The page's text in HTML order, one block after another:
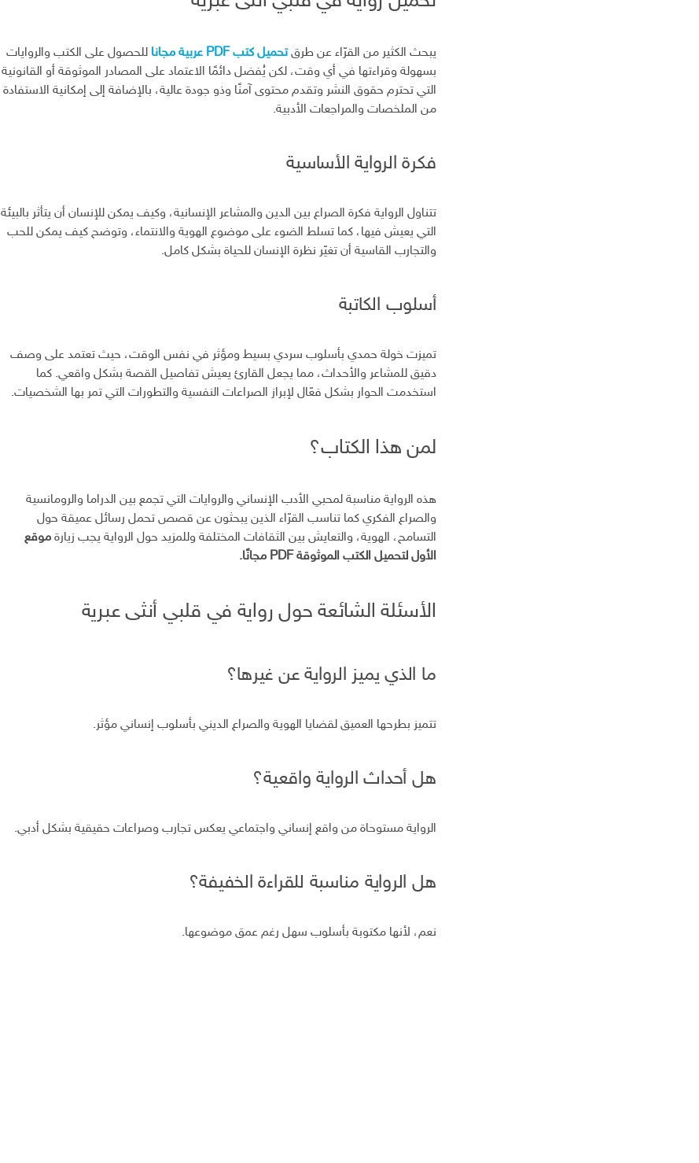
يبحث الكثير من القرّاء عن طرقتحميل كتب PDF عربية مجانا
للحصول على الكتب والروايات
بسهولة وقراءتها في أي وقت، لكن يُفضل دائمًا الاعتماد على المصادر الموثوقة أو القانونية
التي تحترم حقوق النشر وتقدم محتوى آمنًا وذو جودة عالية، بالإضافة إلى إمكانية الاستفادة
من الملخصات والمراجعات الأدبية.
فكرة الرواية الأساسية
تتناول الرواية فكرة الصراع بين الدين والمشاعر الإنسانية، وكيف يمكن للإنسان أن يتأثر بالبيئة
التي يعيش فيها، كما تسلط الضوء على موضوع الهوية والانتماء، وتوضح كيف يمكن للحب
والتجارب القاسية أن تغيّر نظرة الإنسان للحياة بشكل كامل.
أسلوب الكاتبة
تميزت خولة حمدي بأسلوب سردي بسيط ومؤثر في نفس الوقت، حيث تعتمد على وصف
دقيق للمشاعر والأحداث، مما يجعل القارئ يعيش تفاصيل القصة بشكل واقعي. كما
استخدمت الحوار بشكل فعّال لإبراز الصراعات النفسية والتطورات التي تمر بها الشخصيات.
لمن هذا الكتاب؟
هذه الرواية مناسبة لمحبي الأدب الإنساني والروايات التي تجمع بين الدراما والرومانسية
والصراع الفكري كما تناسب القرّاء الذين يبحثون عن قصص تحمل رسائل عميقة حول
التسامح، الهوية، والتعايش بين الثقافات المختلفة وللمزيد حول الرواية يجب زيارةموقع
الأول لتحميل الكتب الموثوقة PDF مجانًا.
الأسئلة الشائعة حول رواية في قلبي أنثى عبرية
ما الذي يميز الرواية عن غيرها؟
تتميز بطرحها العميق لقضايا الهوية والصراع الديني بأسلوب إنساني مؤثر.
هل أحداث الرواية واقعية؟
الرواية مستوحاة من واقع إنساني واجتماعي يعكس تجارب وصراعات حقيقية بشكل أدبي.
هل الرواية مناسبة للقراءة الخفيفة؟
نعم، لأنها مكتوبة بأسلوب سهل رغم عمق موضوعها.